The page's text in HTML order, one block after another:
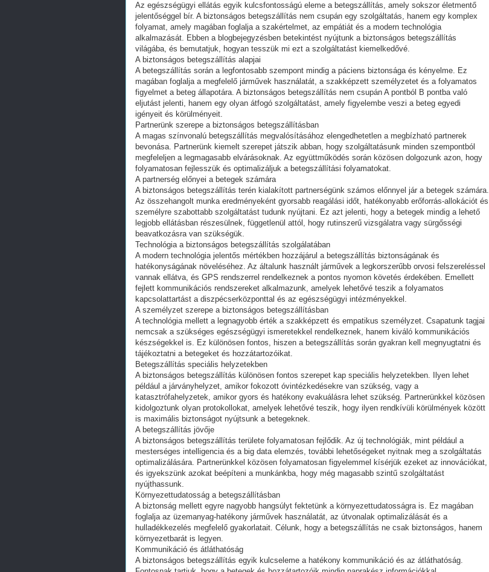
Az egészségügyi ellátás egyik kulcsfontosságú eleme a betegszállítás, amely sokszor életmentő
jelentőséggel bír. A biztonságos betegszállítás nem csupán egy szolgáltatás, hanem egy komplex
folyamat, amely magában foglalja a szakértelmet, az empátiát és a modern technológia
alkalmazását. Ebben a blogbejegyzésben betekintést nyújtunk a biztonságos betegszállítás
világába, és bemutatjuk, hogyan tesszük mi ezt a szolgáltatást kiemelkedővé.
A biztonságos betegszállítás alapjai
A betegszállítás során a legfontosabb szempont mindig a páciens biztonsága és kényelme. Ez
magában foglalja a megfelelő járművek használatát, a szakképzett személyzetet és a folyamatos
figyelmet a beteg állapotára. A biztonságos betegszállítás nem csupán A pontból B pontba való
eljutást jelenti, hanem egy olyan átfogó szolgáltatást, amely figyelembe veszi a beteg egyedi
igényeit és körülményeit.
Partnerünk szerepe a biztonságos betegszállításban
A magas színvonalú betegszállítás megvalósításához elengedhetetlen a megbízható partnerek
bevonása. Partnerünk kiemelt szerepet játszik abban, hogy szolgáltatásunk minden szempontból
megfeleljen a legmagasabb elvárásoknak. Az együttműködés során közösen dolgozunk azon, hogy
folyamatosan fejlesszük és optimalizáljuk a betegszállítási folyamatokat.
A partnerség előnyei a betegek számára
A biztonságos betegszállítás terén kialakított partnerségünk számos előnnyel jár a betegek számára.
Az összehangolt munka eredményeként gyorsabb reagálási időt, hatékonyabb erőforrás-allokációt és
személyre szabottabb szolgáltatást tudunk nyújtani. Ez azt jelenti, hogy a betegek mindig a lehető
legjobb ellátásban részesülnek, függetlenül attól, hogy rutinszerű vizsgálatra vagy sürgősségi
beavatkozásra van szükségük.
Technológia a biztonságos betegszállítás szolgálatában
A modern technológia jelentős mértékben hozzájárul a betegszállítás biztonságának és
hatékonyságának növeléséhez. Az általunk használt járművek a legkorszerűbb orvosi felszereléssel
vannak ellátva, és GPS rendszerrel rendelkeznek a pontos nyomon követés érdekében. Emellett
fejlett kommunikációs rendszereket alkalmazunk, amelyek lehetővé teszik a folyamatos
kapcsolattartást a diszpécserközponttal és az egészségügyi intézményekkel.
A személyzet szerepe a biztonságos betegszállításban
A technológia mellett a legnagyobb érték a szakképzett és empatikus személyzet. Csapatunk tagjai
nemcsak a szükséges egészségügyi ismeretekkel rendelkeznek, hanem kiváló kommunikációs
készségekkel is. Ez különösen fontos, hiszen a betegszállítás során gyakran kell megnyugtatni és
tájékoztatni a betegeket és hozzátartozóikat.
Betegszállítás speciális helyzetekben
A biztonságos betegszállítás különösen fontos szerepet kap speciális helyzetekben. Ilyen lehet
például a járványhelyzet, amikor fokozott óvintézkedésekre van szükség, vagy a
katasztrófahelyzetek, amikor gyors és hatékony evakuálásra lehet szükség. Partnerünkkel közösen
kidolgoztunk olyan protokollokat, amelyek lehetővé teszik, hogy ilyen rendkívüli körülmények között
is maximális biztonságot nyújtsunk a betegeknek.
A betegszállítás jövője
A biztonságos betegszállítás területe folyamatosan fejlődik. Az új technológiák, mint például a
mesterséges intelligencia és a big data elemzés, további lehetőségeket nyitnak meg a szolgáltatás
optimalizálására. Partnerünkkel közösen folyamatosan figyelemmel kísérjük ezeket az innovációkat,
és igyekszünk azokat beépíteni a munkánkba, hogy még magasabb szintű szolgáltatást
nyújthassunk.
Környezettudatosság a betegszállításban
A biztonság mellett egyre nagyobb hangsúlyt fektetünk a környezettudatosságra is. Ez magában
foglalja az üzemanyag-hatékony járművek használatát, az útvonalak optimalizálását és a
hulladékkezelés megfelelő gyakorlatait. Célunk, hogy a betegszállítás ne csak biztonságos, hanem
környezetbarát is legyen.
Kommunikáció és átláthatóság
A biztonságos betegszállítás egyik kulcseleme a hatékony kommunikáció és az átláthatóság.